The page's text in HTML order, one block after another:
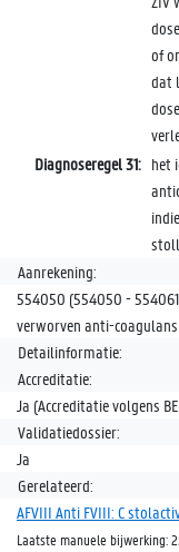
of
dat
Diagnoseregel 31: het
Aanrekening:
554050 (554050 -
verworven anti-coagulans
Detailinformatie:
Accreditatie:
Ja (Accreditatie volgens
Validatiedossier:
Ja
Gerelateerd:
AFVIII Anti FVIII: C
Laatste manuele bijwerking: